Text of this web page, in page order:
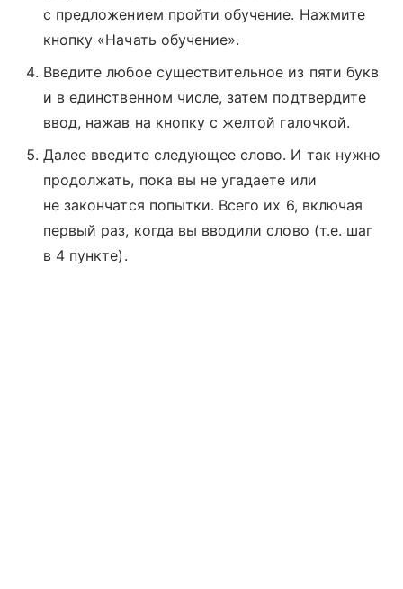
с предложением пройти обучение. Нажмите
кнопку «Начать обучение».
Введите любое существительное из пяти букв
и в единственном числе, затем подтвердите
ввод, нажав на кнопку с желтой галочкой.
Далее введите следующее слово. И так нужно
продолжать, пока вы не угадаете или
не закончатся попытки. Всего их 6, включая
первый раз, когда вы вводили слово (т.е. шаг
в 4 пункте).